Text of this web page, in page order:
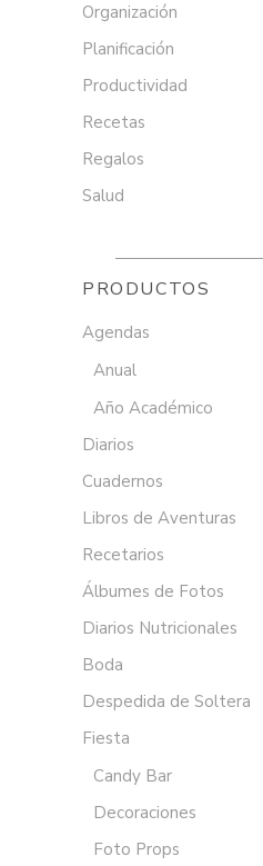
Organización
Planificación
Productividad
Recetas
Regalos
Salud
PRODUCTOS
Agendas
Anual
Año Académico
Diarios
Cuadernos
Libros de Aventuras
Recetarios
Álbumes de Fotos
Diarios Nutricionales
Boda
Despedida de Soltera
Fiesta
Candy Bar
Decoraciones
Foto Props